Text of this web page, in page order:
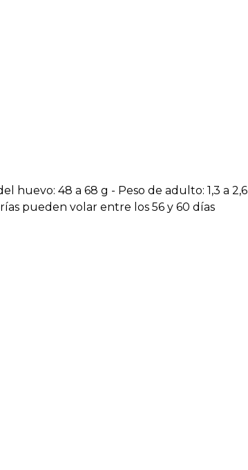
huevo: 48 a 68 g - Peso de adulto: 1,3 a 2,6
pueden volar entre los 56 y 60 días